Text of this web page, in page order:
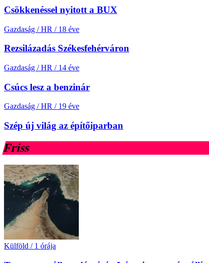
Csökkenéssel nyitott a BUX
Gazdaság / HR / 18 éve
Rezsilázadás Székesfehérváron
Gazdaság / HR / 14 éve
Csúcs lesz a benzinár
Gazdaság / HR / 19 éve
Szép új világ az építőiparban
Friss
Külföld / 1 órája